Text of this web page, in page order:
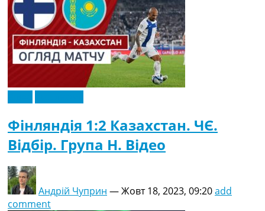
Фінляндія 1:2 Казахстан. ЧЄ.
Відбір. Група H. Відео
Андрій Чуприн —Жовт 18, 2023, 09:20add
comment